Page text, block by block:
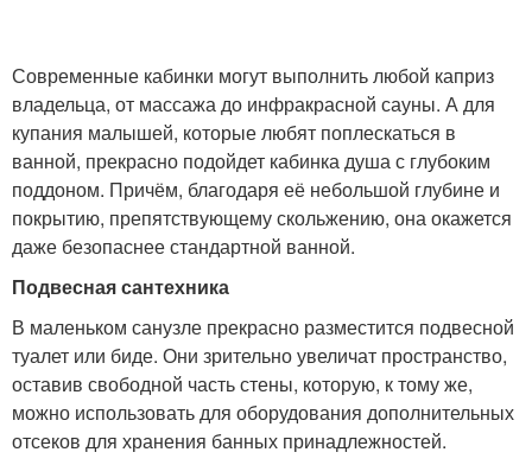
Современные кабинки могут выполнить любой каприз
владельца, от массажа до инфракрасной сауны. А для
купания малышей, которые любят поплескаться в
ванной, прекрасно подойдет кабинка душа с глубоким
поддоном. Причём, благодаря её небольшой глубине и
покрытию, препятствующему скольжению, она окажется
даже безопаснее стандартной ванной.
Подвесная сантехника
В маленьком санузле прекрасно разместится подвесной
туалет или биде. Они зрительно увеличат пространство,
оставив свободной часть стены, которую, к тому же,
можно использовать для оборудования дополнительных
отсеков для хранения банных принадлежностей.